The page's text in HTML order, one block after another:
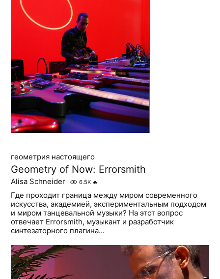
геометрия настоящего
Geometry of Now: Errorsmith
Alisa Schneider 6.5K 🔥
Где проходит граница между миром современного
искусства, академией, экспериментальным подходом
и миром танцевальной музыки? На этот вопрос
отвечает Errorsmith, музыкант и разработчик
синтезаторного плагина...